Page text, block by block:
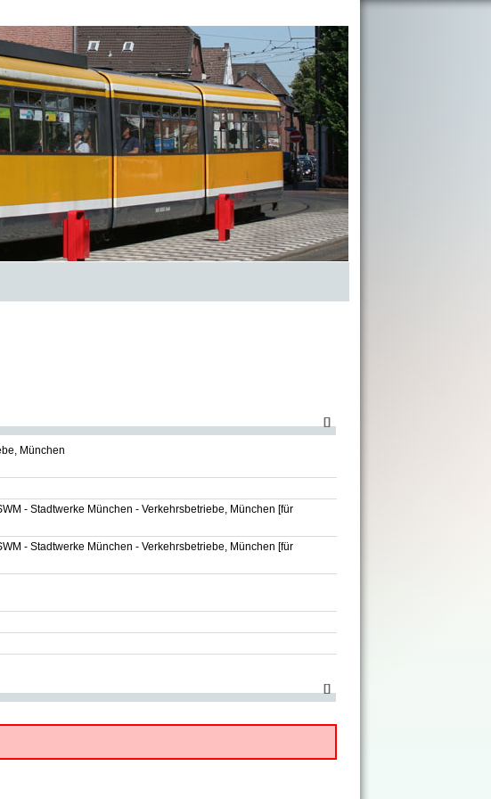
[]
München
- Stadtwerke München - Verkehrsbetriebe, München [für
- Stadtwerke München - Verkehrsbetriebe, München [für
[]